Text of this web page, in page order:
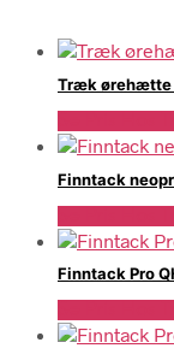
Træk ørehætte
Finntack
Finntack Pro